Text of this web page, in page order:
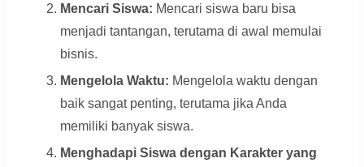
Mencari Siswa: Mencari siswa baru bisa
menjadi tantangan, terutama di awal memulai
bisnis.
Mengelola Waktu: Mengelola waktu dengan
baik sangat penting, terutama jika Anda
memiliki banyak siswa.
Menghadapi Siswa dengan Karakter yang